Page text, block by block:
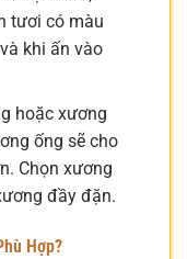
tươi có màu
khi ấn vào
hoặc xương
ống sẽ cho
Chọn xương
đầy đặn.
Hợp?